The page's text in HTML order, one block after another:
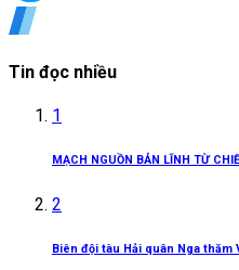
Tin đọc nhiều
1
MẠCH NGUỒN BẢN LĨNH TỪ
2
Biên đội tàu Hải quân Nga thăm